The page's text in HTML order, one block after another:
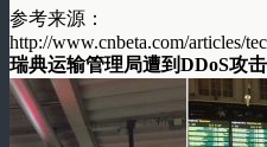
参考来源：
http://www.cnbeta.com/articles/
瑞典运输管理局遭到DDoS攻